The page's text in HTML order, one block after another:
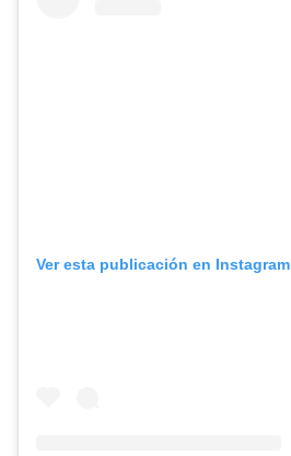
Ver esta publicación en Instagram